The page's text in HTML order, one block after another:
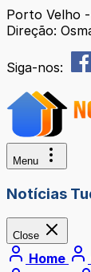
Porto Velho
Direção:
Siga-nos:
Menu
Notícias
Close
Home